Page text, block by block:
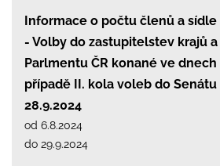
Informace o počtu členů a
- Volby do zastupitelstev krajů
Parlmentu ČR konané ve dnech
případě II. kola voleb do Senátu
28.9.2024
od 6.8.2024
do 29.9.2024